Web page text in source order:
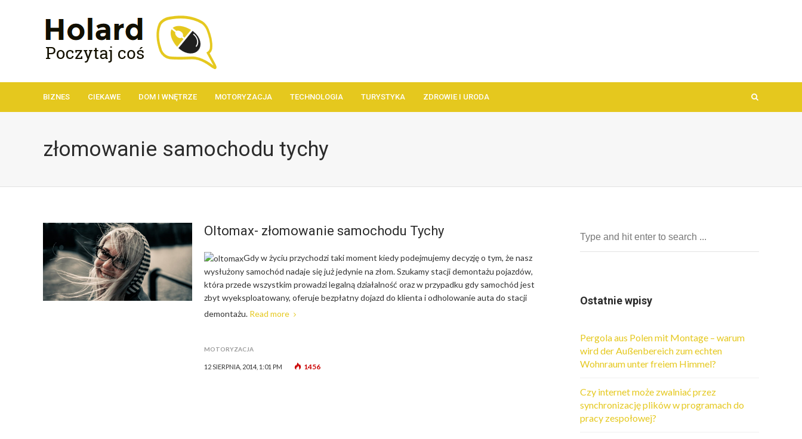
BIZNES CIEKAWE DOM I WNĘTRZE MOTORYZACJA TECHNOLOGIA TURYSTYKA ZDROWIE I URODA
złomowanie samochodu tychy
Oltomax- złomowanie samochodu Tychy
Gdy w życiu przychodzi taki moment kiedy podejmujemy decyzję o tym, że nasz
wysłużony samochód nadaje się już jedynie na złom. Szukamy stacji demontażu pojazdów,
która przede wszystkim prowadzi legalną działalność oraz w przypadku gdy samochód jest
zbyt wyeksploatowany, oferuje bezpłatny dojazd do klienta i odholowanie auta do stacji
demontażu. Read more
MOTORYZACJA
12 SIERPNIA, 2014, 1:01 PM 1456
Ostatnie wpisy
Pergola aus Polen mit Montage – warum
wird der Außenbereich zum echten
Wohnraum unter freiem Himmel?
Czy internet może zwalniać przez
synchronizację plików w programach do
pracy zespołowej?